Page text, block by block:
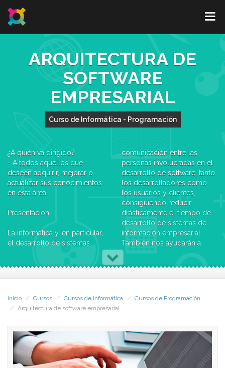
ARQUITECTURA DE
SOFTWARE
EMPRESARIAL
Curso de Informática - Programación
¿A quién va dirigido?
- A todos aquellos que
deseen adquirir, mejorar o
actualizar sus conocimientos
en esta área.
Presentación
La informática y, en particular,
el desarrollo de sistemas
para la empresa, ha
evolucionado mucho y muy
organización y gestión de
software son ejemplos
claros de esta afirmación.
Además esta evolución está
lejos de estabilizarse, ya que
comunicación entre las
personas involucradas en el
desarrollo de software, tanto
los desarrolladores como
los usuarios y clientes,
consiguiendo reducir
drásticamente el tiempo de
desarrollo de sistemas de
información empresarial.
También nos ayudarán a
facilitar la mantenibilidad y
extensibilidad de los
problema empresarial a
resolver mediante software.
Practicar y usar patrones de
diseño de software
Inicio Cursos Cursos de Informática
Cursos de Programación
Arquitectura de software empresarial